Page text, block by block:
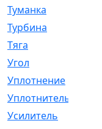
Туманка
Турбина
Тяга
Угол
Уплотнение
Уплотнитель
Усилитель